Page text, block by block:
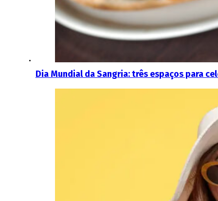
Dia Mundial da Sangria: três espaços para